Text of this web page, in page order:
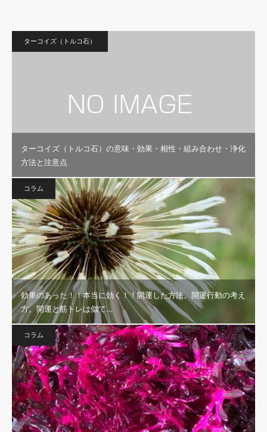
ターコイズ（トルコ石）
ターコイズ（トルコ石）の意味・効果・相性・組み合わせ・浄化
方法と注意点
コラム
効果のあった！！本当に効く！！開運した方法。開運行動の考え
方。開運と筋トレは似て…
コラム